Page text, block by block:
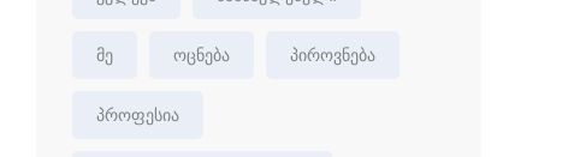
მე ოცნება პიროვნება
პროფესია